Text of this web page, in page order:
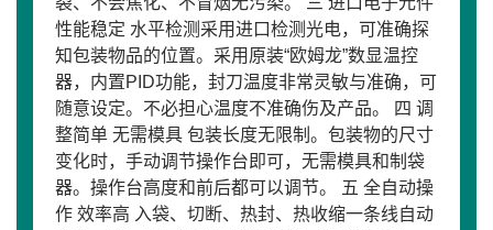
性能稳定 水平检测采用进口检测光电，可准确探
知包装物品的位置。采用原装“欧姆龙”数显温控
器，内置PID功能，封刀温度非常灵敏与准确，可
随意设定。不必担心温度不准确伤及产品。 四 调
整简单 无需模具 包装长度无限制。包装物的尺寸
变化时，手动调节操作台即可，无需模具和制袋
器。操作台高度和前后都可以调节。 五 全自动操
作 效率高 入袋、切断、热封、热收缩一条线自动